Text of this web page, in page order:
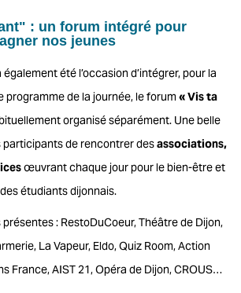
: un forum intégré pour
nos jeunes
été l’occasion d’intégrer, pour la
programme de la journée, le forum« Vis ta
organisé séparément. Une belle
de rencontrer desassociations,
œuvrant chaque jour pour le bien-être et
étudiants dijonnais.
: RestoDuCoeur, Théâtre de Dijon,
La Vapeur, Eldo, Quiz Room, Action
France, AIST 21, Opéra de Dijon, CROUS…